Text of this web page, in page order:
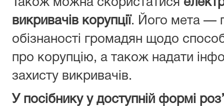
Також можна скористатися
викривачів корупції. Його мета —
обізнаності громадян щодо
про корупцію, а також надати
захисту викривачів.
У посібнику у доступній формі